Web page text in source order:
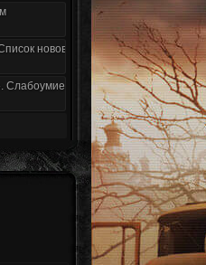
нововведений
Слабоумие и отвага